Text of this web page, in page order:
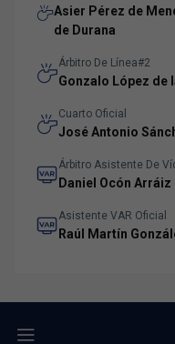
Asier Pérez de
de Durana
Árbitro De Línea#2
Gonzalo López de
Cuarto Oficial
José Antonio
Árbitro Asistente De
Daniel Ocón Arráiz
Asistente VAR Oficial
Raúl Martín